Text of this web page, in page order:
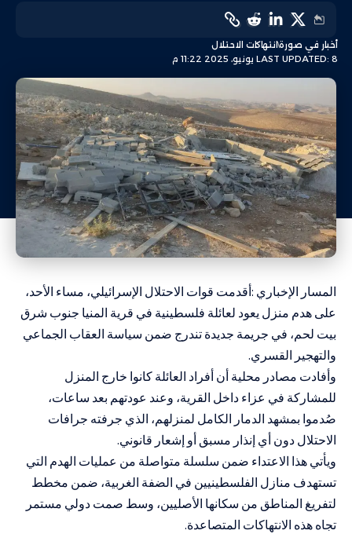
LAST UPDATED: 8 يونيو، 2025 11:22 م
أخبار في صورةانتهاكات الاحتلال
المسار الإخباري :أقدمت قوات الاحتلال الإسرائيلي، مساء الأحد،
على هدم منزل يعود لعائلة فلسطينية في قرية المنيا جنوب شرق
بيت لحم، في جريمة جديدة تندرج ضمن سياسة العقاب الجماعي
والتهجير القسري.
وأفادت مصادر محلية أن أفراد العائلة كانوا خارج المنزل
للمشاركة في عزاء داخل القرية، وعند عودتهم بعد ساعات،
صُدموا بمشهد الدمار الكامل لمنزلهم، الذي جرفته جرافات
الاحتلال دون أي إنذار مسبق أو إشعار قانوني.
ويأتي هذا الاعتداء ضمن سلسلة متواصلة من عمليات الهدم التي
تستهدف منازل الفلسطينيين في الضفة الغربية، ضمن مخطط
لتفريغ المناطق من سكانها الأصليين، وسط صمت دولي مستمر
تجاه هذه الانتهاكات المتصاعدة.